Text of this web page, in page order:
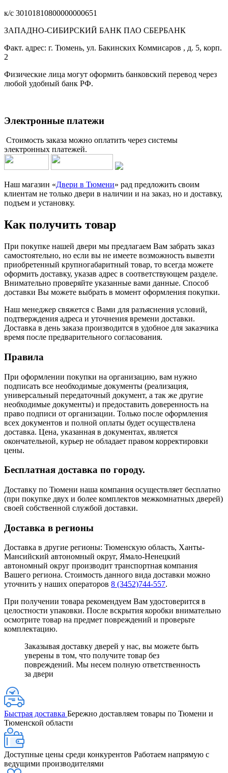
к/с 30101810800000000651
ЗАПАДНО-СИБИРСКИЙ БАНК ПАО СБЕРБАНК
Факт. адрес: г. Тюмень, ул. Бакинских Коммисаров , д. 5, корп.
2
Физические лица могут оформить банковский перевод через
любой удобный банк РФ.
Электронные платежи
Стоимость заказа можно оплатить через системы
электронных платежей.
Наш магазин «Двери в Тюмени» рад предложить своим
клиентам не только двери в наличии и на заказ, но и доставку,
подъем и установку.
Как получить товар
При покупке нашей двери мы предлагаем Вам забрать заказ
самостоятельно, но если вы не имеете возможность вывезти
приобретенный крупногабаритный товар, то всегда можете
оформить доставку, указав адрес в соответствующем разделе.
Внимательно проверяйте указанные вами данные. Способ
доставки Вы можете выбрать в момент оформления покупки.
Наш менеджер свяжется с Вами для разъяснения условий,
подтверждения адреса и уточнения времени доставки.
Доставка в день заказа производится в удобное для заказчика
время после предварительного согласования.
Правила
При оформлении покупки на организацию, вам нужно
подписать все необходимые документы (реализация,
универсальный передаточный документ, а так же другие
необходимые документы) и предоставить доверенность на
право подписи от организации. Только после оформления
всех документов и полной оплаты будет осуществлена
доставка. Цена, указанная в документах, является
окончательной, курьер не обладает правом корректировки
цены.
Бесплатная доставка по городу.
Доставку по Тюмени наша компания осуществляет бесплатно
(при покупке двух и более комплектов межкомнатных дверей)
своей собственной службой доставки.
Доставка в регионы
Доставка в другие регионы: Тюменскую область, Ханты-
Мансийский автономный округ, Ямало-Ненецкий
автономный округ производит транспортная компания
Вашего региона. Стоимость данного вида доставки можно
уточнить у наших операторов 8 (3452)744-557.
При получении товара рекомендуем Вам удостоверится в
целостности упаковки. После вскрытия коробки внимательно
осмотрите товар на предмет повреждений и проверьте
комплектацию.
Заказывая доставку дверей у нас, вы можете быть
уверены в том, что получите товар без
повреждений. Мы несем полную ответственность
за двери
Быстрая доставка Бережно доставляем товары по Тюмени и
Тюменской области
Доступные цены среди конкурентов Работаем напрямую с
ведущими производителями